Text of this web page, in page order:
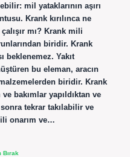
mil yataklarının aşırı
Krank kırılınca ne
mı? Krank mili
biridir. Krank
beklenemez. Yakıt
bu eleman, aracın
biridir. Krank
bakımlar yapıldıktan ve
tekrar takılabilir ve
onarım ve…
Bırak